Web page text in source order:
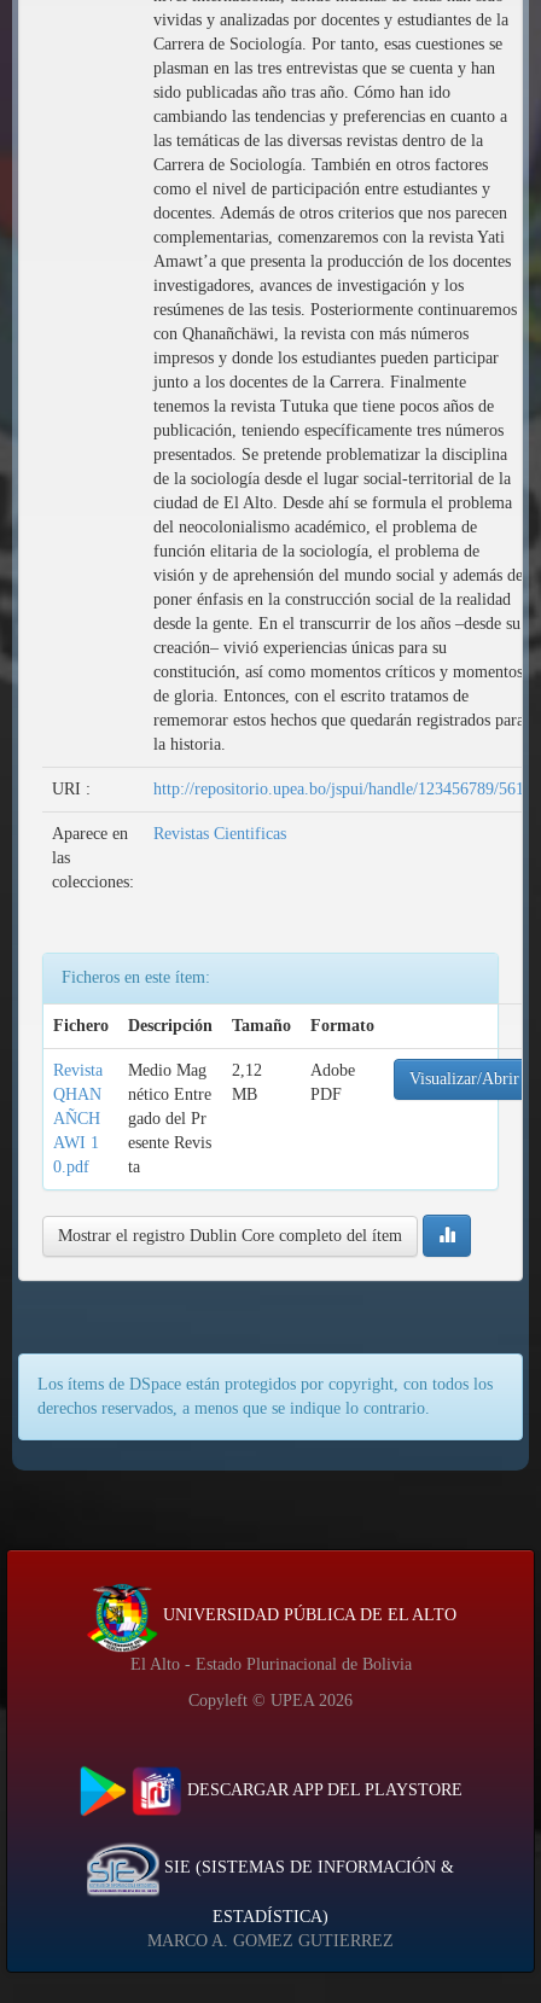
vividas y analizadas por docentes y estudiantes de la
Carrera de Sociología. Por tanto, esas cuestiones se
plasman en las tres entrevistas que se cuenta y han
sido publicadas año tras año. Cómo han ido
cambiando las tendencias y preferencias en cuanto a
las temáticas de las diversas revistas dentro de la
Carrera de Sociología. También en otros factores
como el nivel de participación entre estudiantes y
docentes. Además de otros criterios que nos parecen
complementarias, comenzaremos con la revista Yati
Amawt’a que presenta la producción de los docentes
investigadores, avances de investigación y los
resúmenes de las tesis. Posteriormente continuaremos
con Qhanañchäwi, la revista con más números
impresos y donde los estudiantes pueden participar
junto a los docentes de la Carrera. Finalmente
tenemos la revista Tutuka que tiene pocos años de
publicación, teniendo específicamente tres números
presentados. Se pretende problematizar la disciplina
de la sociología desde el lugar social-territorial de la
ciudad de El Alto. Desde ahí se formula el problema
del neocolonialismo académico, el problema de
función elitaria de la sociología, el problema de
visión y de aprehensión del mundo social y además de
poner énfasis en la construcción social de la realidad
desde la gente. En el transcurrir de los años –desde su
creación– vivió experiencias únicas para su
constitución, así como momentos críticos y momentos
de gloria. Entonces, con el escrito tratamos de
rememorar estos hechos que quedarán registrados para
la historia.
URI : http://repositorio.upea.bo/jspui/handle/123456789/561
Aparece en
las
colecciones:
Revistas Cientificas
Ficheros en este ítem:
Fichero Descripción Tamaño Formato
Revista
QHAN
AÑCH
AWI 1
0.pdf
Medio Mag
nético Entre
gado del Pr
esente Revis
ta
2,12
MB
Adobe
PDF
Visualizar/Abrir
Mostrar el registro Dublin Core completo del ítem
Los ítems de DSpace están protegidos por copyright, con todos los
derechos reservados, a menos que se indique lo contrario.
UNIVERSIDAD PÚBLICA DE EL ALTO
El Alto - Estado Plurinacional de Bolivia
Copyleft © UPEA 2026
DESCARGAR APP DEL PLAYSTORE
SIE (SISTEMAS DE INFORMACIÓN &
ESTADÍSTICA)
MARCO A. GOMEZ GUTIERREZ